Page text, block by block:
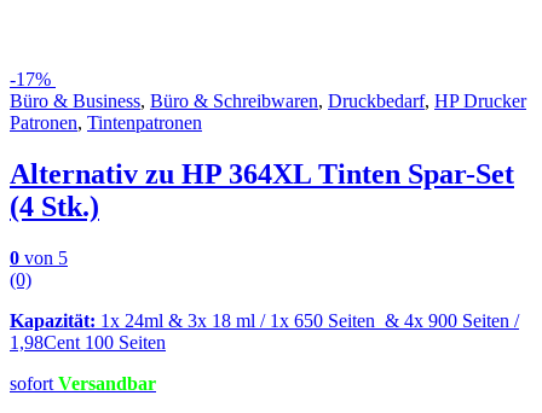
-17%
Büro & Business, Büro & Schreibwaren, Druckbedarf, HP Drucker
Patronen, Tintenpatronen
Alternativ zu HP 364XL Tinten Spar-Set
(4 Stk.)
0 von 5
(0)
Kapazität: 1x 24ml & 3x 18 ml / 1x 650 Seiten & 4x 900 Seiten /
1,98Cent 100 Seiten
sofort Versandbar